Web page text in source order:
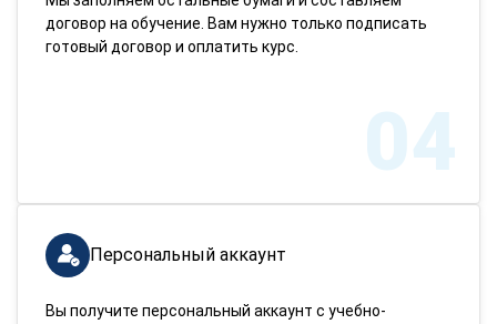
договор на обучение. Вам нужно только подписать
готовый договор и оплатить курс.
04
Персональный аккаунт
Вы получите персональный аккаунт с учебно-